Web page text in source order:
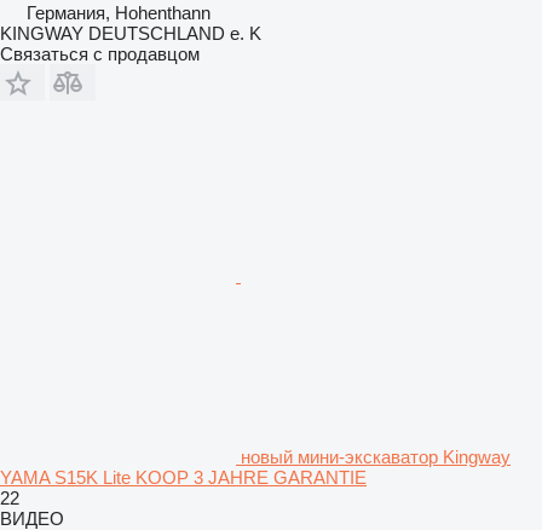
Германия, Hohenthann
KINGWAY DEUTSCHLAND e. K
Связаться с продавцом
новый мини-экскаватор Kingway
YAMA S15K Lite KOOP 3 JAHRE GARANTIE
22
ВИДЕО